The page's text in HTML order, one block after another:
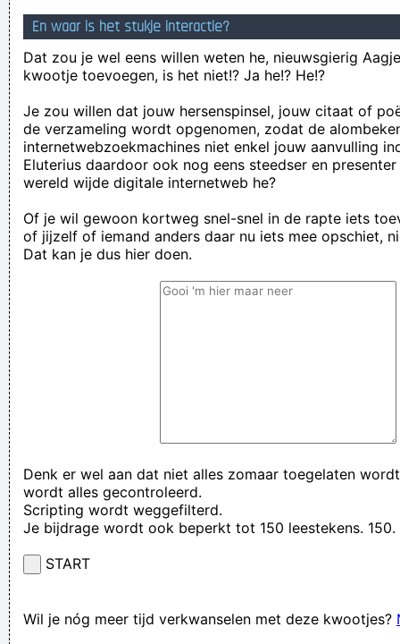
En waar is het stukje interactie?
Dat zou je wel eens willen weten he, nieuwsgierig
kwootje toevoegen, is het niet!? Ja he!? He!?
Je zou willen dat jouw hersenspinsel, jouw citaat of
de verzameling wordt opgenomen, zodat de
internetwebzoekmachines niet enkel jouw aanvulling
Eluterius daardoor ook nog eens steedser en
wereld wijde digitale internetweb he?
Of je wil gewoon kortweg snel-snel in de rapte iets
of jijzelf of iemand anders daar nu iets mee opschiet,
Dat kan je dus hier doen.
Denk er wel aan dat niet alles zomaar toegelaten
wordt alles gecontroleerd.
Scripting wordt weggefilterd.
Je bijdrage wordt ook beperkt tot 150 leestekens. 150.
START
Wil je nóg meer tijd verkwanselen met deze kwootjes?